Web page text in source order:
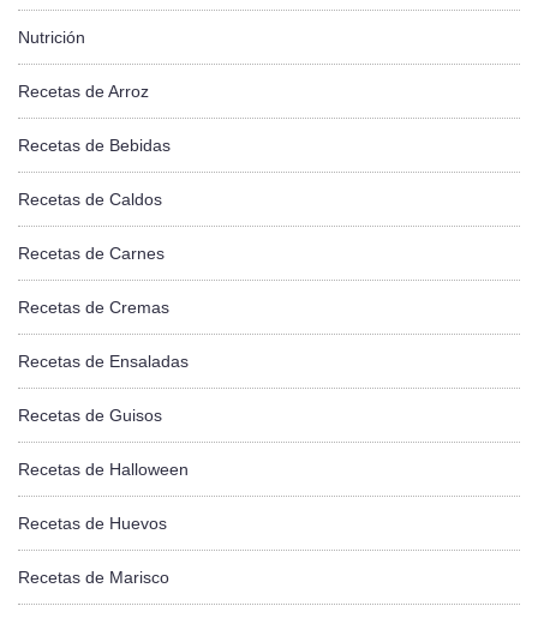
Nutrición
Recetas de Arroz
Recetas de Bebidas
Recetas de Caldos
Recetas de Carnes
Recetas de Cremas
Recetas de Ensaladas
Recetas de Guisos
Recetas de Halloween
Recetas de Huevos
Recetas de Marisco